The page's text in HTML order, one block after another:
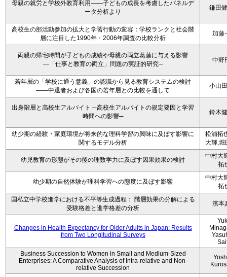
母親の就労と学校外教育利用――子どもの成長を考慮したパネルデ
ータ分析より
鎌田
高校生の部活動参加の拡大と学習行動の変容：学校ランクと社会階
層に注目した1990年・2006年調査の比較分析
加藤
両親の帰宅時間が子どもの成績や母親の両立葛藤に与える影響
―「仕事と教育の両立」問題の実証的研究─
中野
若年層の「学校に通う意義」の認識から見る教育システムの検討
――中退者および各国の若年層との比較を通して
小山
出身階層と高校生アルバイト ─高校生アルバイトの規定要因と学習
時間への影響─
鈴木
幼少期の経験・家庭環境が将来的な理科学習の興味に及ぼす影響に
関するモデル分析
松浦拓
大輝,堀
幼児教育の形態がその後の理数学力に及ぼす因果効果の検討
中村大
拓
幼少期の自然体験が理科学習への態度に及ぼす影響
中村大
拓
国私立中学校進学における不平等生成過程： 階層効果の分解による
受験格差と進学格差の分析
濱本
Changes in Health Expectancy for Older Adults in Japan: Results
from Two Longitudinal Surveys
Business Succession to Women in Small and Medium-Sized
Enterprises: A Comparative Analysis of Intra-relative and Non-
relative Succession